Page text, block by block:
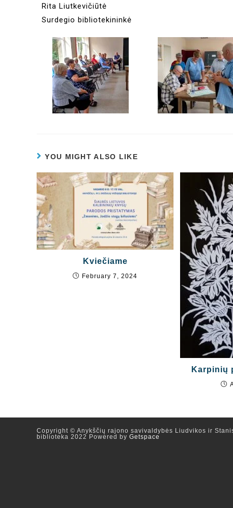
Rita Liutkevičiūtė
Surdegio bibliotekininkė
YOU MIGHT ALSO LIKE
Kviečiame
February 7, 2024
Karpinių
Copyright © Anykščių rajono savivaldybės Liudvikos ir
biblioteka 2022 Powered by Getspace